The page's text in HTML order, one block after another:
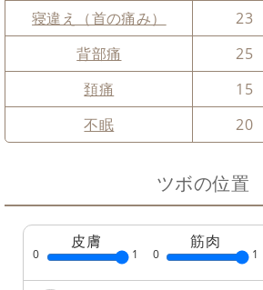
寝違え（首の痛み）
23
背部痛
25
頚痛
15
不眠
20
ツボの位置
皮膚 筋肉